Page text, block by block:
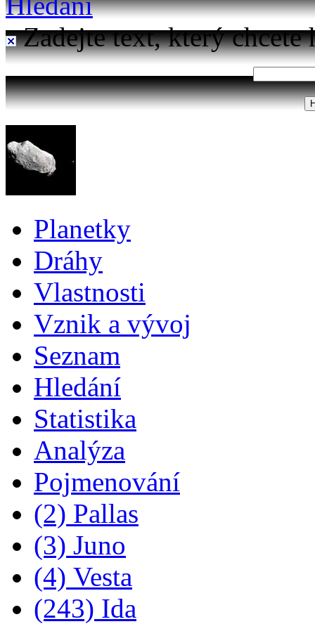
Zadejte text, který chcete
Planetky
Dráhy
Vlastnosti
Vznik a vývoj
Seznam
Hledání
Statistika
Analýza
Pojmenování
(2) Pallas
(3) Juno
(4) Vesta
(243) Ida